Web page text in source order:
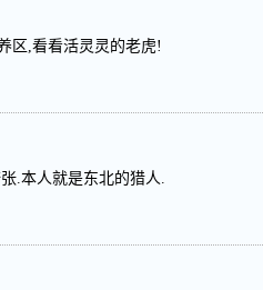
区,看看活灵灵的老虎!
.本人就是东北的猎人.